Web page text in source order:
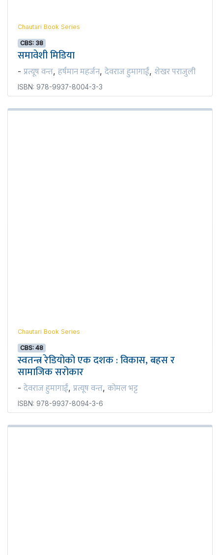
Chautari Book Series
CBS: 38
समावेशी मिडिया
- प्रत्यूष वन्त, हर्षमान महर्जन, देवराज हुमागाईं, शेखर पराजुली
ISBN: 978-9937-8004-3-3
Chautari Book Series
CBS: 48
स्वतन्त्र रेडियोको एक दशक : विकास, बहस र
सामाजिक सरोकार
- देवराज हुमागाईं, प्रत्यूष वन्त, कोमल भट्ट
ISBN: 978-9937-8094-3-6